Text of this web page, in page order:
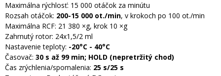
Maximálna rýchlosť: 15 000 otáčok za minútu
Rozsah otáčok: 200-15 000 ot./min, v krokoch po 100 ot./min
Maximálna RCF: 21 380 ×g, krok 10 ×g
Zahrnutý rotor: 24x1,5/2 ml
Nastavenie teploty: -20°C - 40°C
Časovač: 30 s až 99 min; HOLD (nepretržitý chod)
Čas zrýchlenia/spomalenia: 25 s/25 s